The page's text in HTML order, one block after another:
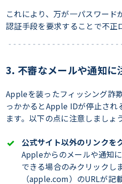
これにより、万が一パスワード
認証手段を要求することで不正
3. 不審なメールや通知に
Appleを装ったフィッシング詐
っかかるとApple IDが停止され
ます。以下の点に注意しましょ
公式サイト以外のリンクを
Appleからのメールや通知
できる場合のみクリックし
（apple.com）のURLが記